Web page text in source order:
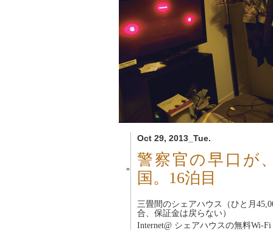
Oct 29, 2013_Tue.
■
警察官の早口が
国。16泊目
三畳間のシェアハウス（ひと月
合、保証金は戻らない）
Internet@ シェアハウスの無料Wi-Fi